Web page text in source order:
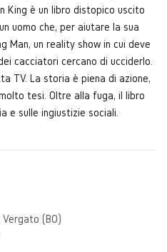
King è un libro distopico uscito
uomo che, per aiutare la sua
Man, un reality show in cui deve
cacciatori cercano di ucciderlo.
TV. La storia è piena di azione,
tesi. Oltre alla fuga, il libro
e sulle ingiustizie sociali.
Vergato (BO)